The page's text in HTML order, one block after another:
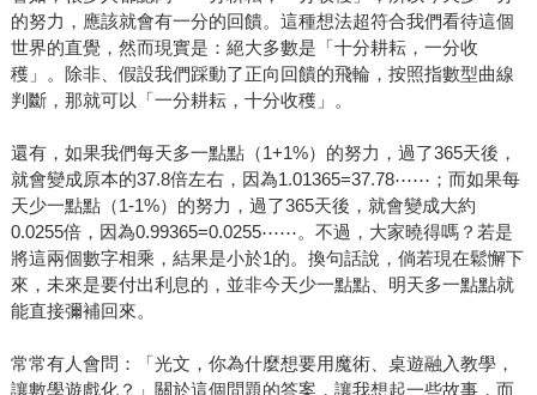
的努力，應該就會有一分的回饋。這種想法超符合我們看待這個
世界的直覺，然而現實是：絕大多數是「十分耕耘，一分收
穫」。除非、假設我們踩動了正向回饋的飛輪，按照指數型曲線
判斷，那就可以「一分耕耘，十分收穫」。
還有，如果我們每天多一點點（1+1%）的努力，過了365天後，
就會變成原本的37.8倍左右，因為1.01365=37.78⋯⋯；而如果每
天少一點點（1-1%）的努力，過了365天後，就會變成大約
0.0255倍，因為0.99365=0.0255⋯⋯。不過，大家曉得嗎？若是
將這兩個數字相乘，結果是小於1的。換句話說，倘若現在鬆懈下
來，未來是要付出利息的，並非今天少一點點、明天多一點點就
能直接彌補回來。
常常有人會問：「光文，你為什麼想要用魔術、桌遊融入教學，
讓數學遊戲化？」關於這個問題的答案，讓我想起一些故事，而